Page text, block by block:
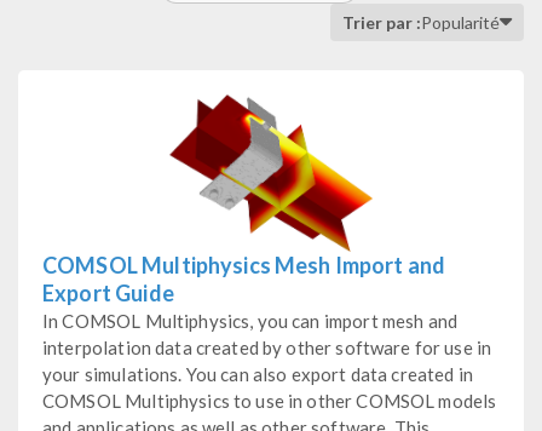
Trier par :Popularité
COMSOL Multiphysics Mesh Import and
Export Guide
In COMSOL Multiphysics, you can import mesh and
interpolation data created by other software for use in
your simulations. You can also export data created in
COMSOL Multiphysics to use in other COMSOL models